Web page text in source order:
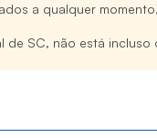
a qualquer
SC, não está incluso o